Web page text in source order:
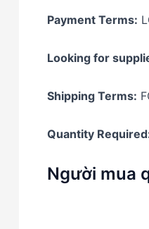
Payment Terms:
Looking for
Shipping Terms:
Quantity
Người mua